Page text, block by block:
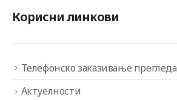
Корисни линкови
Телефонско заказивање прегледа
Актуелности